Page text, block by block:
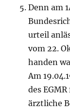
Denn am
urteil
vom 22.
handen
Am
des
ärztliche